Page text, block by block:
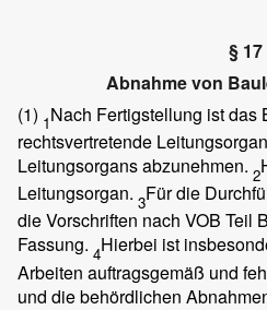
§ 17
Abnahme von
(1) 1Nach Fertigstellung ist das
rechtsvertretende
Leitungsorgans abzunehmen. 2
Leitungsorgan. 3Für die
die Vorschriften nach VOB Teil
Fassung. 4Hierbei ist
Arbeiten auftragsgemäß und
und die behördlichen